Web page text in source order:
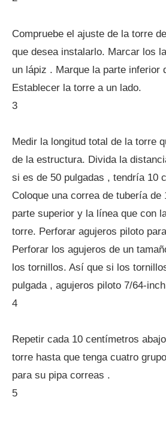
Compruebe el ajuste de la torre
que desea instalarlo. Marcar los
un lápiz . Marque la parte inferior
Establecer la torre a un lado.
3
Medir la longitud total de la torre
de la estructura. Divida la
si es de 50 pulgadas , tendría 10
Coloque una correa de tubería de
parte superior y la línea que con
torre. Perforar agujeros piloto
Perforar los agujeros de un
los tornillos. Así que si los
pulgada , agujeros piloto 7/64-
4
Repetir cada 10 centímetros
torre hasta que tenga cuatro
para su pipa correas .
5